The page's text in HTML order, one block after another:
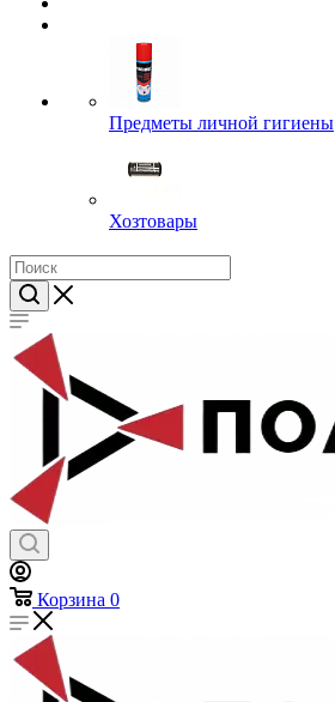
Предметы личной гигиены
Хозтовары
Корзина 0